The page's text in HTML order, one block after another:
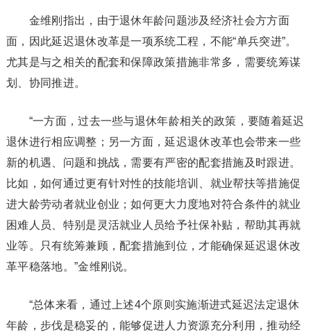
金维刚指出，由于退休年龄问题涉及经济社会方方面
面，因此延迟退休改革是一项系统工程，不能“单兵突进”。
尤其是与之相关的配套和保障政策措施非常多，需要统筹谋
划、协同推进。
“一方面，过去一些与退休年龄相关的政策，要随着延迟
退休进行相应调整；另一方面，延迟退休改革也会带来一些
新的机遇、问题和挑战，需要有严密的配套措施及时跟进。
比如，如何通过更有针对性的技能培训、就业帮扶等措施促
进大龄劳动者就业创业；如何更大力度地对符合条件的就业
困难人员、特别是灵活就业人员给予社保补贴，帮助其再就
业等。只有统筹兼顾，配套措施到位，才能确保延迟退休改
革平稳落地。”金维刚说。
“总体来看，通过上述4个原则实施渐进式延迟法定退休
年龄，步伐是稳妥的，能够促进人力资源充分利用，推动经